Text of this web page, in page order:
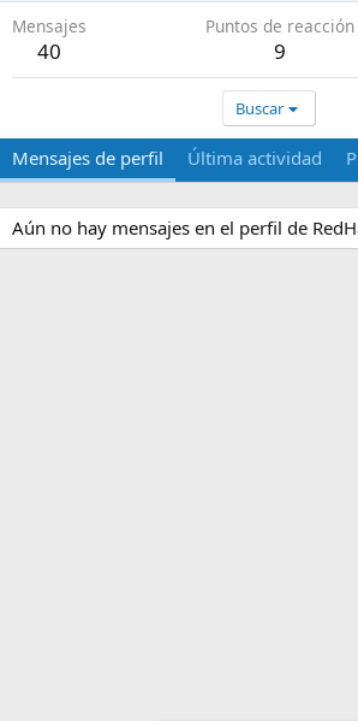
Mensajes
40
Puntos de reacción
9
Buscar
Mensajes de perfil Última actividad
Aún no hay mensajes en el perfil de